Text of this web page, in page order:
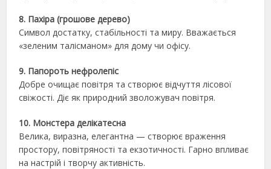
8. Пахіра (грошове дерево)
Символ достатку, стабільності та миру. Вважається
«зеленим талісманом» для дому чи офісу.
9. Папороть нефролепіс
Добре очищає повітря та створює відчуття лісової
свіжості. Діє як природний зволожувач повітря.
10. Монстера делікатесна
Велика, виразна, елегантна — створює враження
простору, повітряності та екзотичності. Гарно впливає
на настрій і творчу активність.